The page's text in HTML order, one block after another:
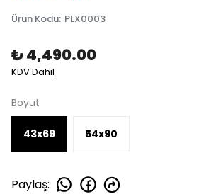
Ürün Kodu: PLX0003
₺ 4,490.00
KDV Dahil
Boyut
43x69 54x90
Paylaş: